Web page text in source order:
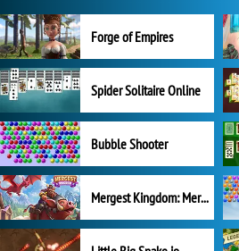
Forge of Empires
Spider Solitaire Online
Bubble Shooter
Mergest Kingdom: Merge Puzzle